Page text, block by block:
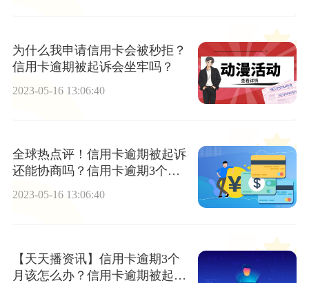
为什么我申请信用卡会被秒拒？
信用卡逾期被起诉会坐牢吗？
2023-05-16 13:06:40
全球热点评！信用卡逾期被起诉
还能协商吗？信用卡逾期3个月
有什么影响？
2023-05-16 13:06:40
【天天播资讯】信用卡逾期3个
月该怎么办？信用卡逾期被起诉